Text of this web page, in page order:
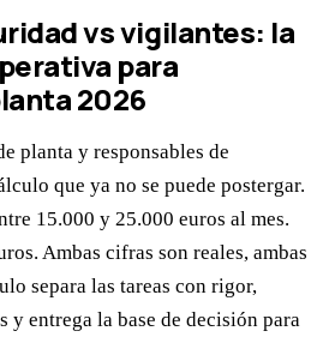
vs vigilantes: la
para
2026
planta y responsables de
que ya no se puede postergar.
15.000 y 25.000 euros al mes.
Ambas cifras son reales, ambas
separa las tareas con rigor,
y entrega la base de decisión para